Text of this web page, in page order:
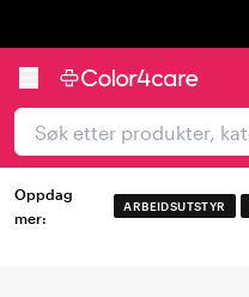
Oppdag
mer:
ARBEIDSUTSTYR